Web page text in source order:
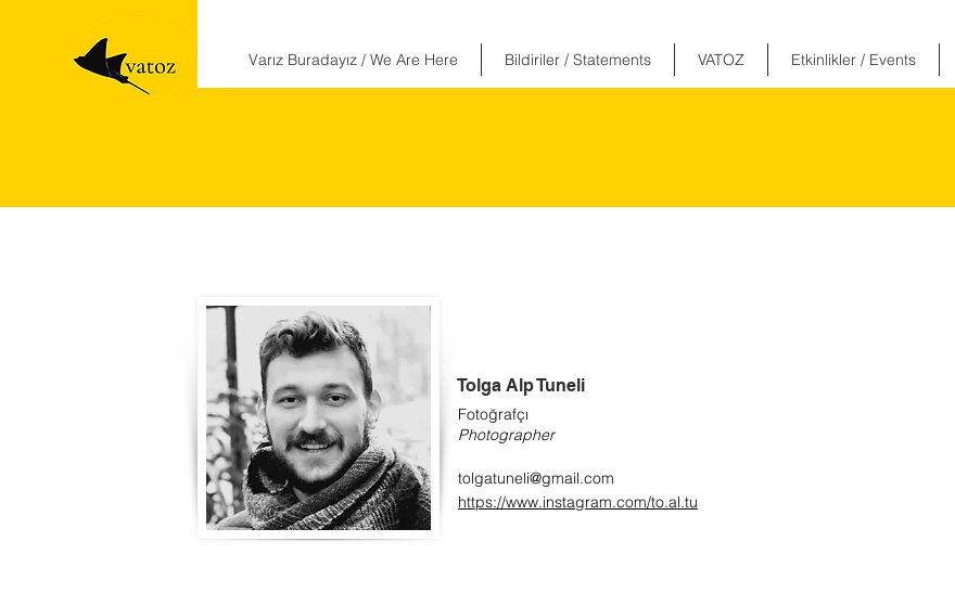
Varız Buradayız / We Are Here Bildiriler / Statements VATOZ Etkinlikler / Events
Tolga Alp Tuneli
Fotoğrafçı
Photographer
tolgatuneli@gmail.com
https://www.instagram.com/to.al.tu